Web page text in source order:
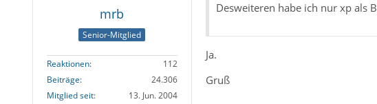
mrb
Senior-Mitglied
Reaktionen
112
Beiträge
24.306
Mitglied seit
13. Jun. 2004
Desweiteren habe ich nur xp als
Ja.
Gruß